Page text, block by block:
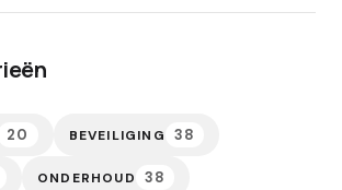
20 BEVEILIGING 38
ONDERHOUD 38